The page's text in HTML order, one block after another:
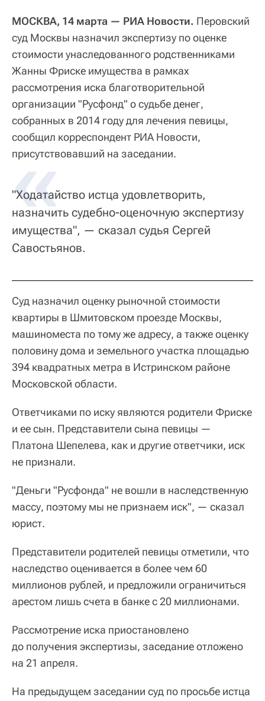
МОСКВА, 14 марта — РИА Новости. Перовский
суд Москвы назначил экспертизу по оценке
стоимости унаследованного родственниками
Жанны Фриске имущества в рамках
рассмотрения иска благотворительной
организации "Русфонд" о судьбе денег,
собранных в 2014 году для лечения певицы,
сообщил корреспондент РИА Новости,
присутствовавший на заседании.
"Ходатайство истца удовлетворить,
назначить судебно-оценочную экспертизу
имущества", — сказал судья Сергей
Савостьянов.
Суд назначил оценку рыночной стоимости
квартиры в Шмитовском проезде Москвы,
машиноместа по тому же адресу, а также оценку
половину дома и земельного участка площадью
394 квадратных метра в Истринском районе
Московской области.
Ответчиками по иску являются родители Фриске
и ее сын. Представители сына певицы —
Платона Шепелева, как и другие ответчики, иск
не признали.
"Деньги "Русфонда" не вошли в наследственную
массу, поэтому мы не признаем иск", — сказал
юрист.
Представители родителей певицы отметили, что
наследство оценивается в более чем 60
миллионов рублей, и предложили ограничиться
арестом лишь счета в банке с 20 миллионами.
Рассмотрение иска приостановлено
до получения экспертизы, заседание отложено
на 21 апреля.
На предыдущем заседании суд по просьбе истца